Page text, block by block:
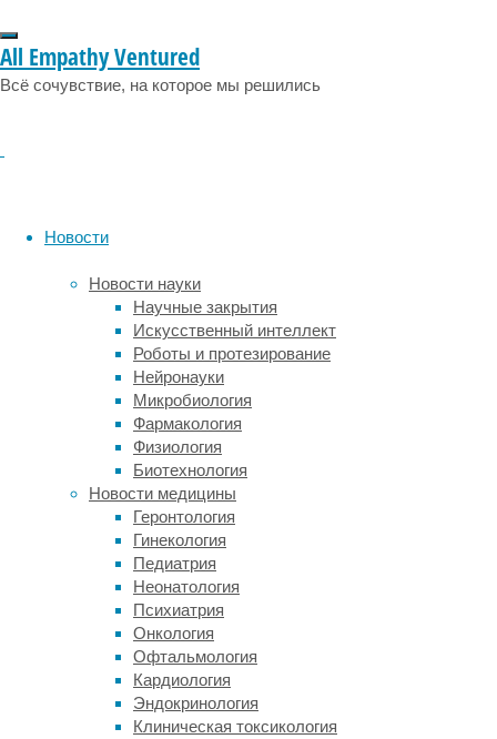
All Empathy Ventured
Всё сочувствие, на которое мы решились
Новости
Новости науки
Научные закрытия
Искусственный интеллект
Роботы и протезирование
Нейронауки
Микробиология
Фармакология
Физиология
Биотехнология
Новости медицины
Геронтология
Гинекология
Педиатрия
Неонатология
Психиатрия
Онкология
Офтальмология
Кардиология
Эндокринология
Клиническая токсикология
крови.
Происходит
это
к
выводу
пришли
авторы
новой
статьи,
опубликованной
журнале
Nature
Medicine.
Эритроциты
(красные
кровяные
тельца)
самые
мелкие
многочисленные,